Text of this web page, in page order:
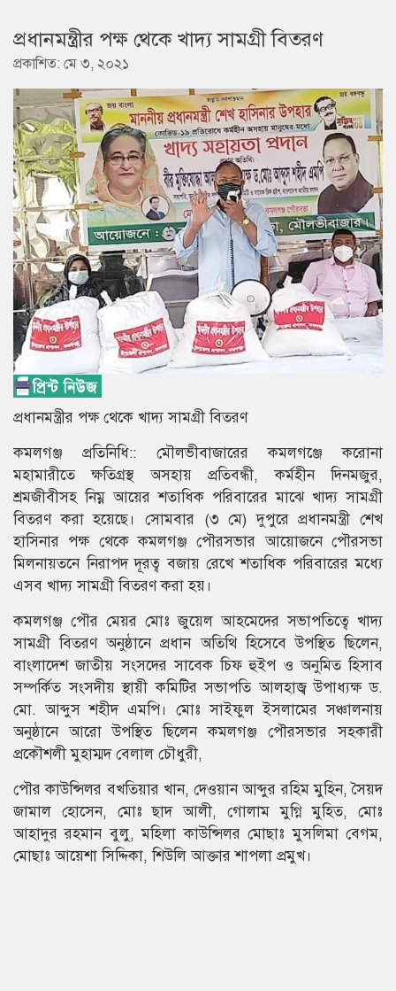
প্রধানমন্ত্রীর পক্ষ থেকে খাদ্য সামগ্রী বিতরণ
প্রকাশিত: মে ৩, ২০২১
প্রধানমন্ত্রীর পক্ষ থেকে খাদ্য সামগ্রী বিতরণ
কমলগঞ্জ প্রতিনিধি:: মৌলভীবাজারের কমলগঞ্জে করোনা
মহামারীতে ক্ষতিগ্রস্থ অসহায় প্রতিবন্ধী, কর্মহীন দিনমজুর,
শ্রমজীবীসহ নিম্ন আয়ের শতাধিক পরিবারের মাঝে খাদ্য সামগ্রী
বিতরণ করা হয়েছে। সোমবার (৩ মে) দুপুরে প্রধানমন্ত্রী শেখ
হাসিনার পক্ষ থেকে কমলগঞ্জ পৌরসভার আয়োজনে পৌরসভা
মিলনায়তনে নিরাপদ দূরত্ব বজায় রেখে শতাধিক পরিবারের মধ্যে
এসব খাদ্য সামগ্রী বিতরণ করা হয়।
কমলগঞ্জ পৌর মেয়র মোঃ জুয়েল আহমেদের সভাপতিত্বে খাদ্য
সামগ্রী বিতরণ অনুষ্ঠানে প্রধান অতিথি হিসেবে উপস্থিত ছিলেন,
বাংলাদেশ জাতীয় সংসদের সাবেক চিফ হুইপ ও অনুমিত হিসাব
সম্পর্কিত সংসদীয় স্থায়ী কমিটির সভাপতি আলহাজ্ব উপাধ্যক্ষ ড.
মো. আব্দুস শহীদ এমপি। মোঃ সাইফুল ইসলামের সঞ্চালনায়
অনুষ্ঠানে আরো উপস্থিত ছিলেন কমলগঞ্জ পৌরসভার সহকারী
প্রকৌশলী মুহাম্মদ বেলাল চৌধুরী,
পৌর কাউন্সিলর বখতিয়ার খান, দেওয়ান আব্দুর রহিম মুহিন, সৈয়দ
জামাল হোসেন, মোঃ ছাদ আলী, গোলাম মুগ্নি মুহিত, মোঃ
আহাদুর রহমান বুলু, মহিলা কাউন্সিলর মোছাঃ মুসলিমা বেগম,
মোছাঃ আয়েশা সিদ্দিকা, শিউলি আক্তার শাপলা প্রমুখ।